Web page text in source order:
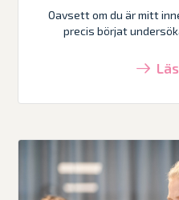
Oavsett om du är mitt
precis börjat